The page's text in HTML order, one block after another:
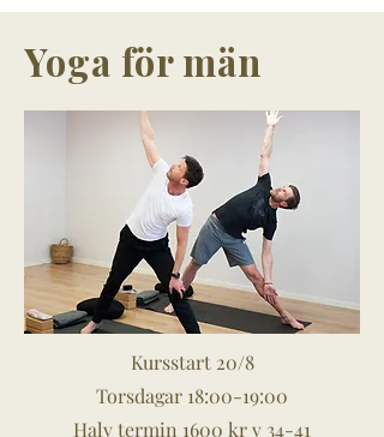
Yoga för män
Kursstart 20/8
Torsdagar 18:00-19:00
Halv termin 1600 kr v 34-41